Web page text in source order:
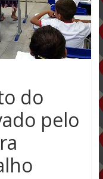
do
pelo